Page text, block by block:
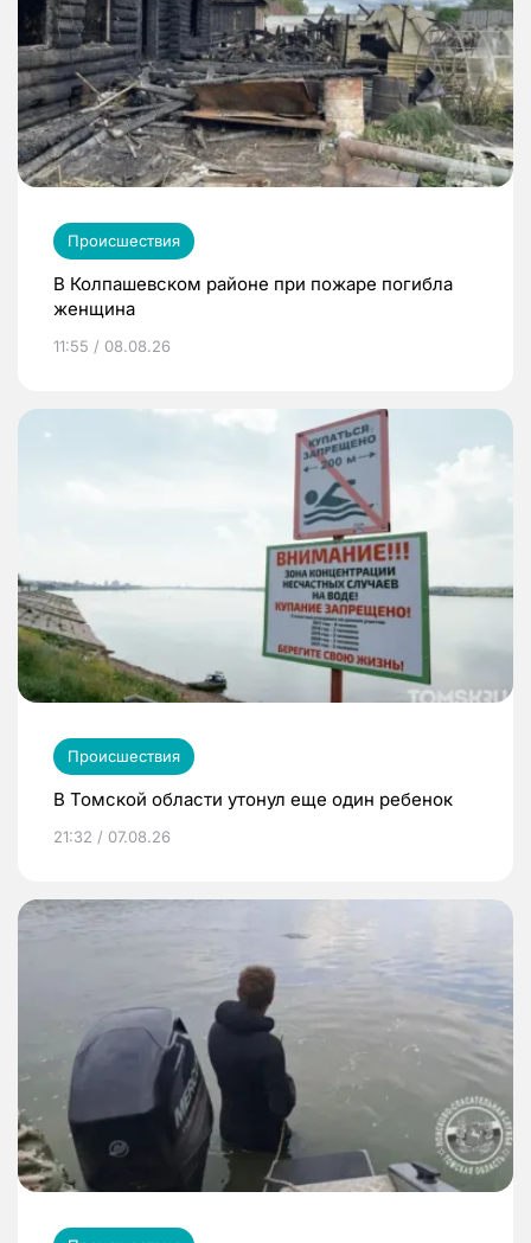
Происшествия
В Колпашевском районе при пожаре погибла
женщина
11:55 / 08.08.26
Происшествия
В Томской области утонул еще один ребенок
21:32 / 07.08.26